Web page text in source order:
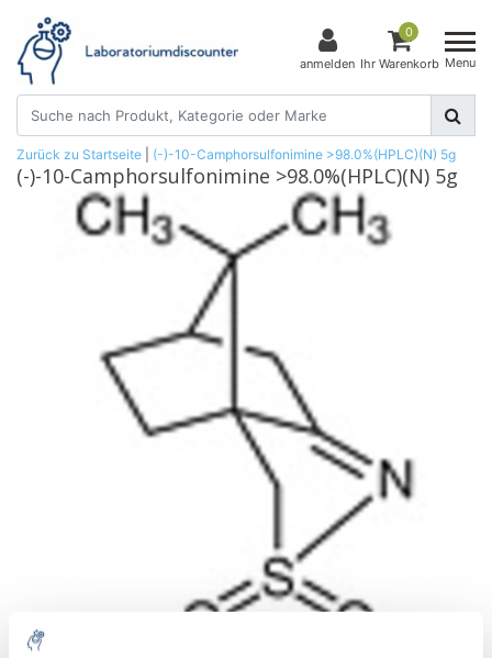
anmelden
0
Ihr Warenkorb Menu
Zurück zu Startseite (-)-10-Camphorsulfonimine >98.0%(HPLC)(N) 5g
(-)-10-Camphorsulfonimine >98.0%(HPLC)(N) 5g